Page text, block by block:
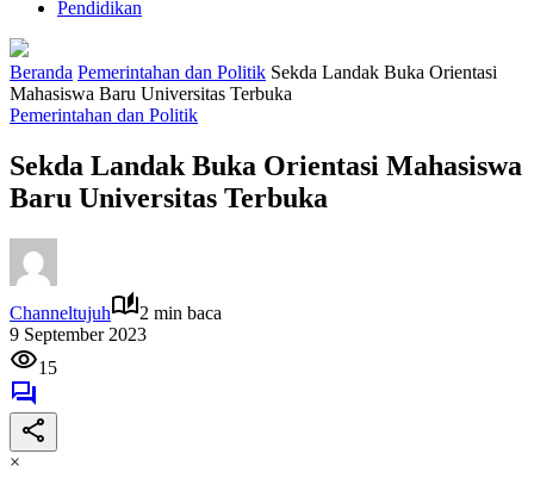
Pendidikan
Beranda Pemerintahan dan Politik Sekda Landak Buka Orientasi
Mahasiswa Baru Universitas Terbuka
Pemerintahan dan Politik
Sekda Landak Buka Orientasi Mahasiswa
Baru Universitas Terbuka
Channeltujuh
2 min baca
9 September 2023
15
×